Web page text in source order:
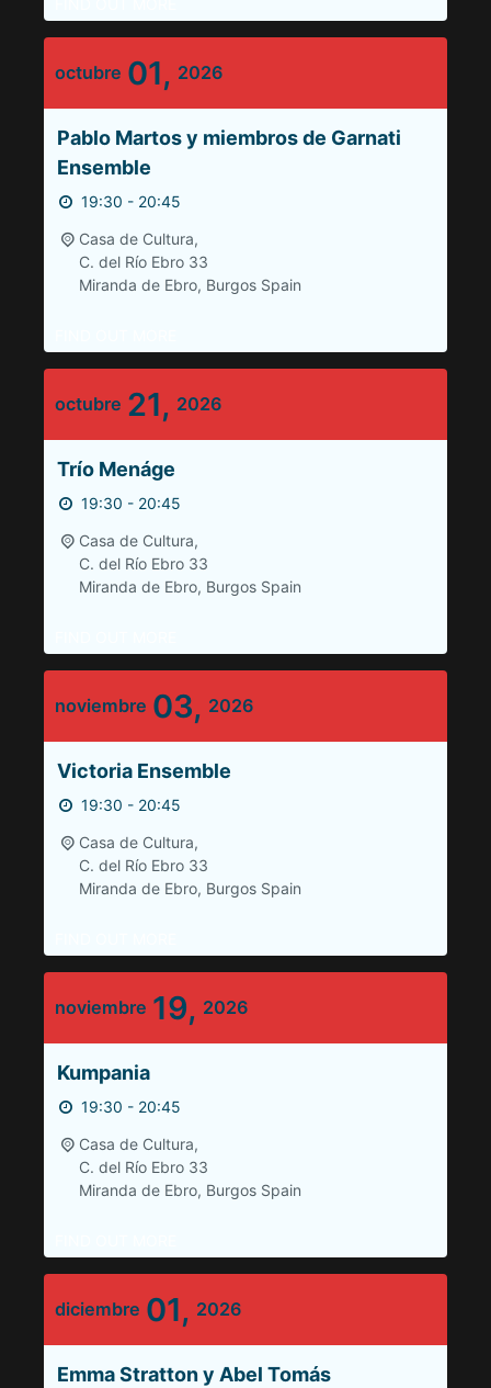
octubre 01, 2026
Pablo Martos y miembros de Garnati
Ensemble
19:30 - 20:45
Casa de Cultura,
C. del Río Ebro 33
Miranda de Ebro, Burgos Spain
octubre 21, 2026
Trío Menáge
19:30 - 20:45
Casa de Cultura,
C. del Río Ebro 33
Miranda de Ebro, Burgos Spain
noviembre 03, 2026
Victoria Ensemble
19:30 - 20:45
Casa de Cultura,
C. del Río Ebro 33
Miranda de Ebro, Burgos Spain
noviembre 19, 2026
Kumpania
19:30 - 20:45
Casa de Cultura,
C. del Río Ebro 33
Miranda de Ebro, Burgos Spain
diciembre 01, 2026
Emma Stratton y Abel Tomás